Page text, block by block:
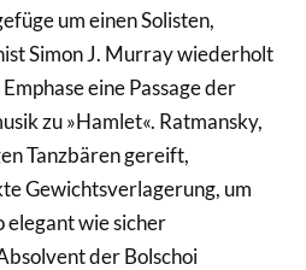
um einen Solisten,
Simon J. Murray wiederholt
eine Passage der
zu »Hamlet«. Ratmansky,
Tanzbären gereift,
Gewichtsverlagerung, um
elegant wie sicher
der Bolschoi